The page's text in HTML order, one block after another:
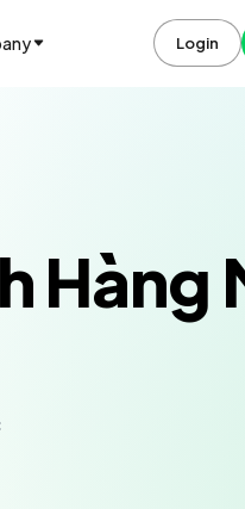
Login
Hàng